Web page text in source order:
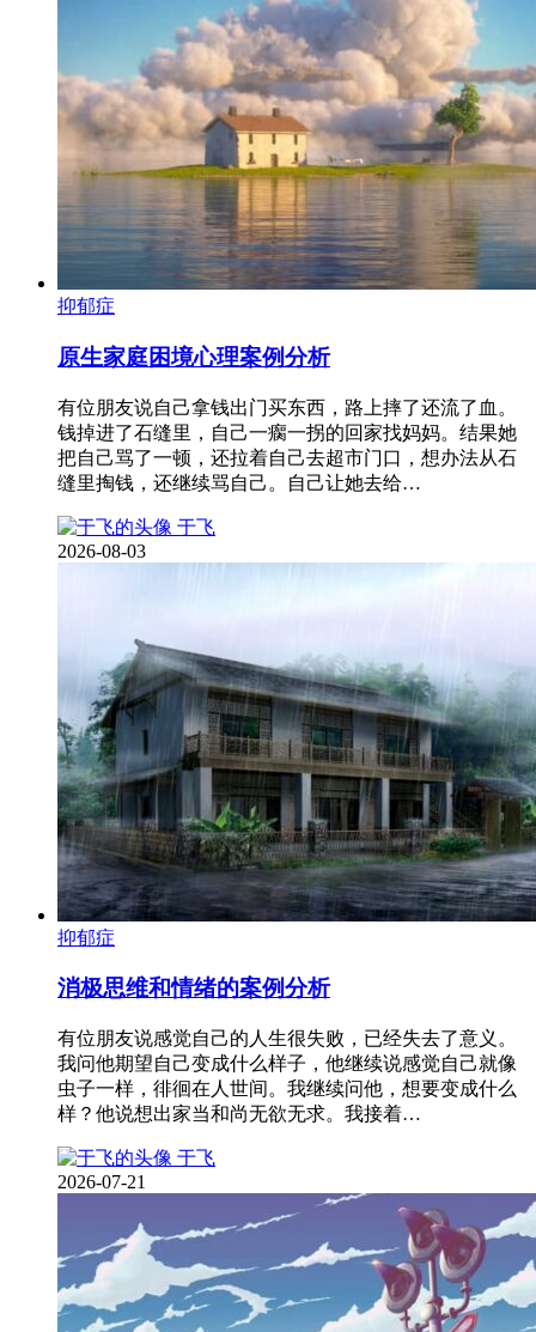
抑郁症
原生家庭困境心理案例分析
有位朋友说自己拿钱出门买东西，路上摔了还流了血。
钱掉进了石缝里，自己一瘸一拐的回家找妈妈。结果她
把自己骂了一顿，还拉着自己去超市门口，想办法从石
缝里掏钱，还继续骂自己。自己让她去给…
于飞
2026-08-03
抑郁症
消极思维和情绪的案例分析
有位朋友说感觉自己的人生很失败，已经失去了意义。
我问他期望自己变成什么样子，他继续说感觉自己就像
虫子一样，徘徊在人世间。我继续问他，想要变成什么
样？他说想出家当和尚无欲无求。我接着…
于飞
2026-07-21